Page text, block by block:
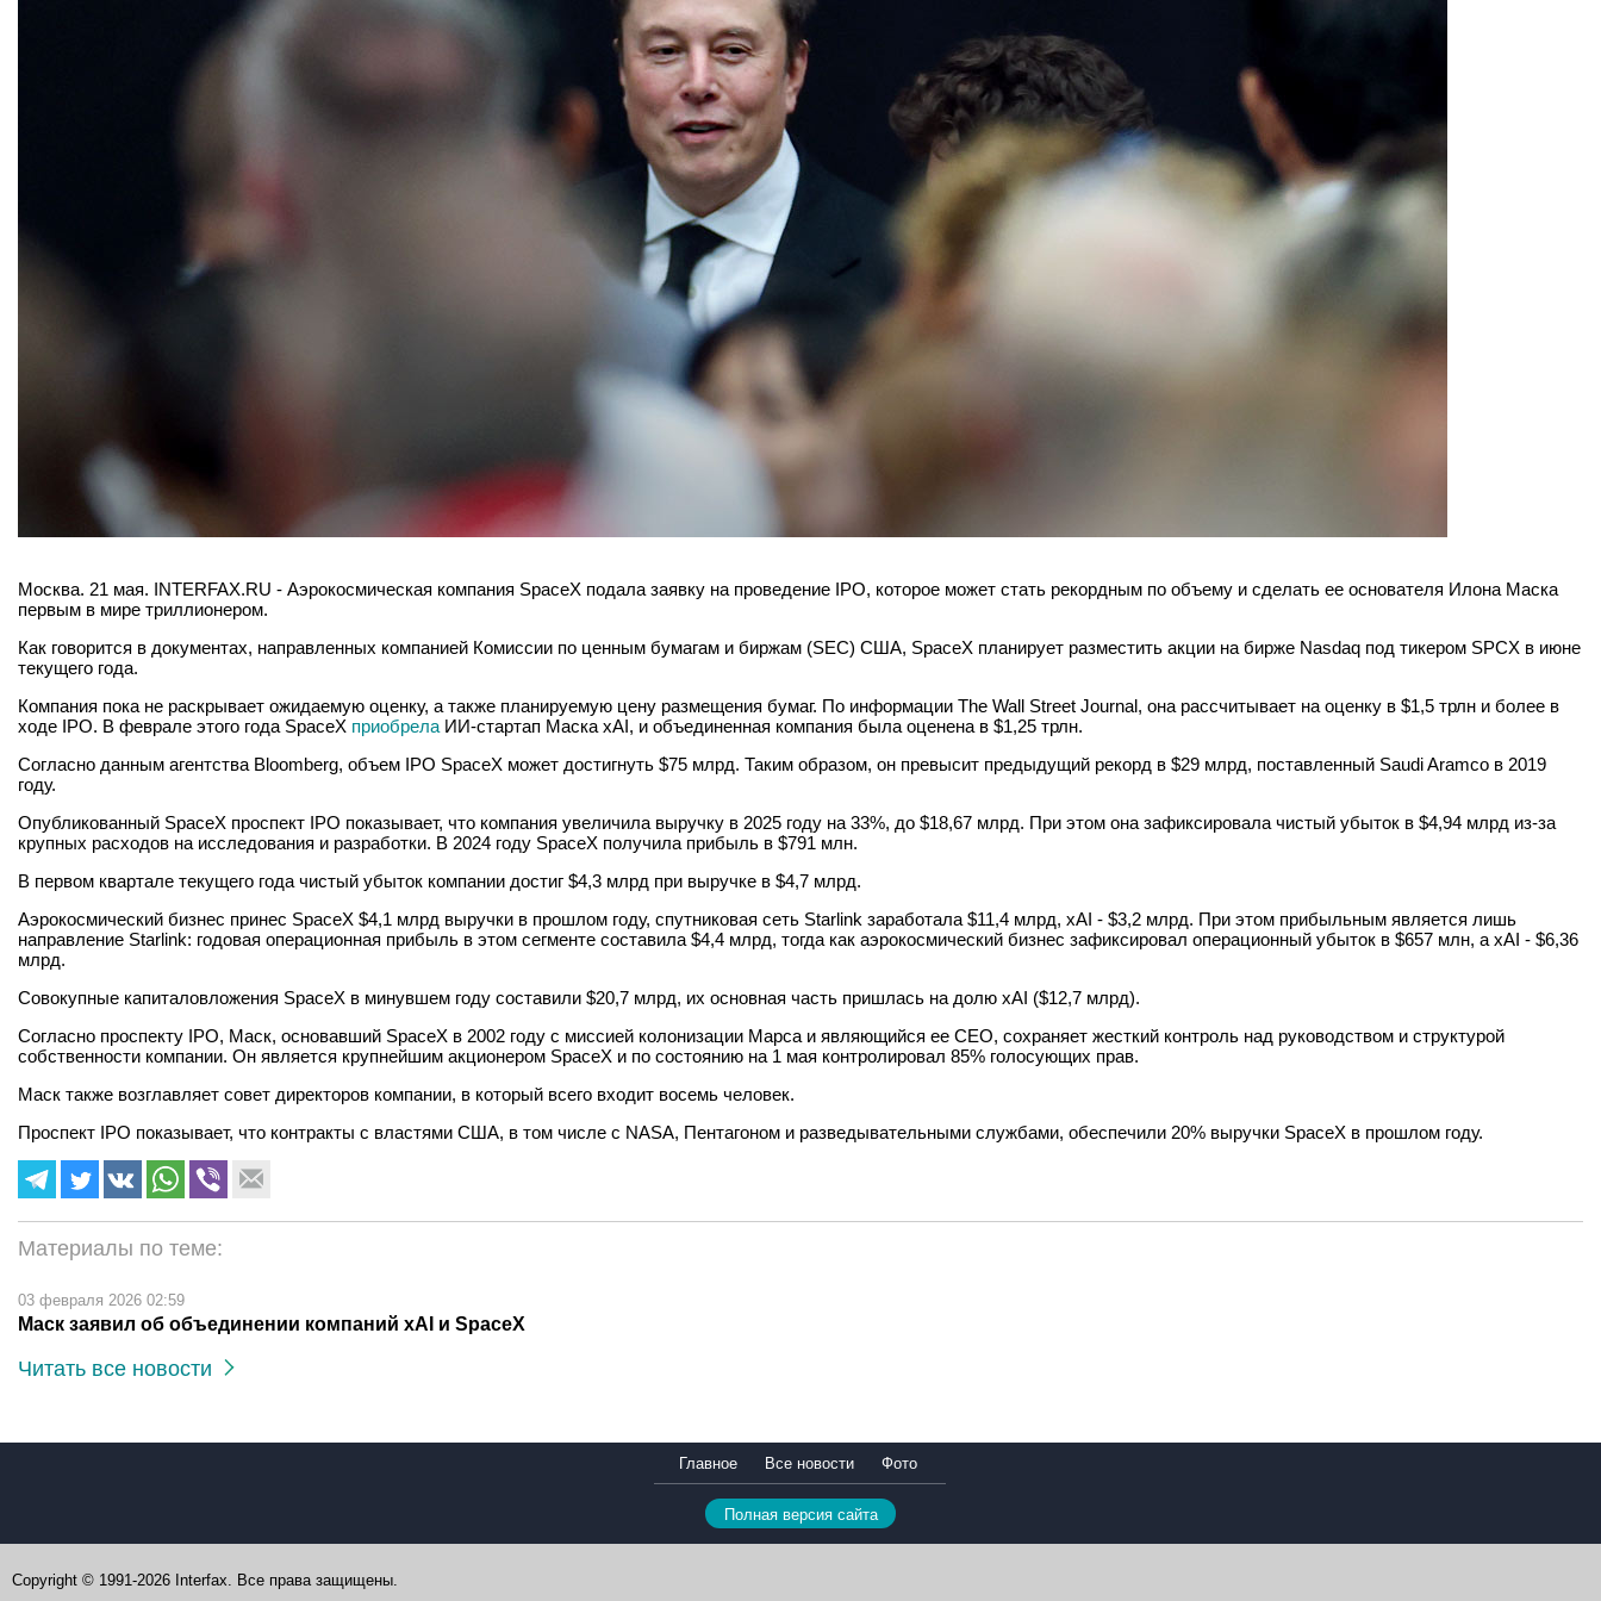
Москва. 21 мая. INTERFAX.RU - Аэрокосмическая компания SpaceX подала заявку на проведение IPO, которое может стать рекордным по объему и сделать ее основателя Илона Маска
первым в мире триллионером.
Как говорится в документах, направленных компанией Комиссии по ценным бумагам и биржам (SEC) США, SpaceX планирует разместить акции на бирже Nasdaq под тикером SPCX в июне
текущего года.
Компания пока не раскрывает ожидаемую оценку, а также планируемую цену размещения бумаг. По информации The Wall Street Journal, она рассчитывает на оценку в $1,5 трлн и более в
ходе IPO. В феврале этого года SpaceX приобрела ИИ-стартап Маска xAI, и объединенная компания была оценена в $1,25 трлн.
Согласно данным агентства Bloomberg, объем IPO SpaceX может достигнуть $75 млрд. Таким образом, он превысит предыдущий рекорд в $29 млрд, поставленный Saudi Aramco в 2019
году.
Опубликованный SpaceX проспект IPO показывает, что компания увеличила выручку в 2025 году на 33%, до $18,67 млрд. При этом она зафиксировала чистый убыток в $4,94 млрд из-за
крупных расходов на исследования и разработки. В 2024 году SpaceX получила прибыль в $791 млн.
В первом квартале текущего года чистый убыток компании достиг $4,3 млрд при выручке в $4,7 млрд.
Аэрокосмический бизнес принес SpaceX $4,1 млрд выручки в прошлом году, спутниковая сеть Starlink заработала $11,4 млрд, xAI - $3,2 млрд. При этом прибыльным является лишь
направление Starlink: годовая операционная прибыль в этом сегменте составила $4,4 млрд, тогда как аэрокосмический бизнес зафиксировал операционный убыток в $657 млн, а xAI - $6,36
млрд.
Совокупные капиталовложения SpaceX в минувшем году составили $20,7 млрд, их основная часть пришлась на долю xAI ($12,7 млрд).
Согласно проспекту IPO, Маск, основавший SpaceX в 2002 году с миссией колонизации Марса и являющийся ее CEO, сохраняет жесткий контроль над руководством и структурой
собственности компании. Он является крупнейшим акционером SpaceX и по состоянию на 1 мая контролировал 85% голосующих прав.
Маск также возглавляет совет директоров компании, в который всего входит восемь человек.
Проспект IPO показывает, что контракты с властями США, в том числе с NASA, Пентагоном и разведывательными службами, обеспечили 20% выручки SpaceX в прошлом году.
Материалы по теме:
03 февраля 2026 02:59
Маск заявил об объединении компаний xAI и SpaceX
Читать все новости
Главное Все новости Фото
Полная версия сайта
Copyright © 1991-2026 Interfax. Все права защищены.